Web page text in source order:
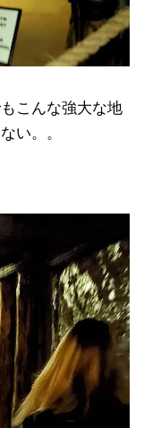
こんな強大な地
い。。